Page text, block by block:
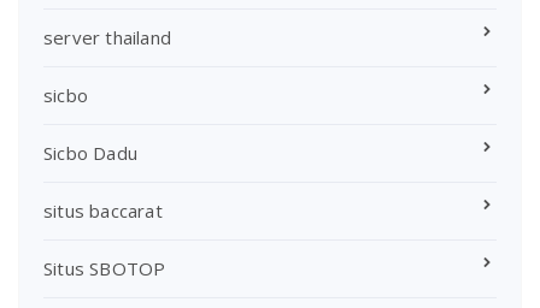
server thailand
sicbo
Sicbo Dadu
situs baccarat
Situs SBOTOP